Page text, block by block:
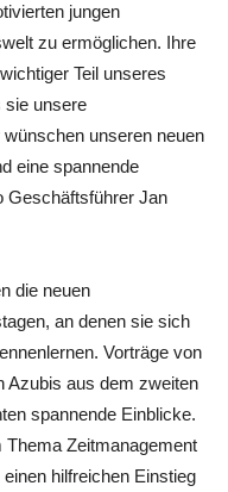
jungen
zu ermöglichen. Ihre
Teil unseres
sie unsere
unseren neuen
eine spannende
Geschäftsführer Jan
die neuen
an denen sie sich
Vorträge von
Azubis aus dem zweiten
spannende Einblicke.
Zeitmanagement
hilfreichen Einstieg